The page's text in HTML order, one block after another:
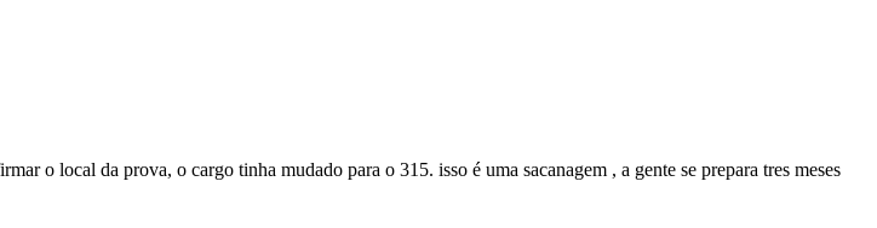
o local da prova, o cargo tinha mudado para o 315. isso é uma sacanagem , a gente se prepara tres meses